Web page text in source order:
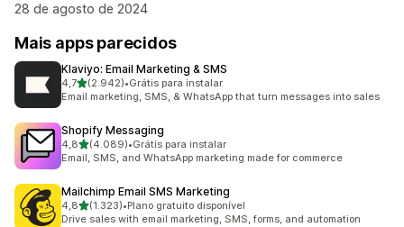
28 de agosto de 2024
Mais apps parecidos
Klaviyo: Email Marketing & SMS
4,7de 5 estrelas
(2.942)
2942 avaliações ao todo
•Grátis para instalar
Email marketing, SMS, & WhatsApp that turn messages into sales
Shopify Messaging
4,8de 5 estrelas
(4.089)
4089 avaliações ao todo
•Grátis para instalar
Email, SMS, and WhatsApp marketing made for commerce
Mailchimp Email SMS Marketing
4,8de 5 estrelas
(1.323)
1323 avaliações ao todo
•Plano gratuito disponível
Drive sales with email marketing, SMS, forms, and automation